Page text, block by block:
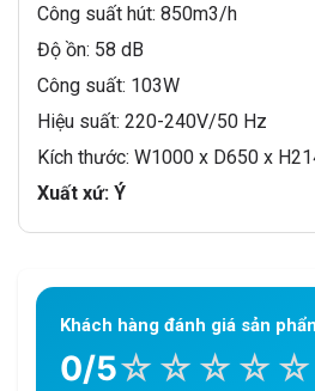
Công suất hút: 850m3/h
Độ ồn: 58 dB
Công suất: 103W
Hiệu suất: 220-240V/50 Hz
Kích thước: W1000 x D650 x
Xuất xứ: Ý
Khách hàng đánh giá sản
0/5☆ ☆ ☆ ☆ ☆